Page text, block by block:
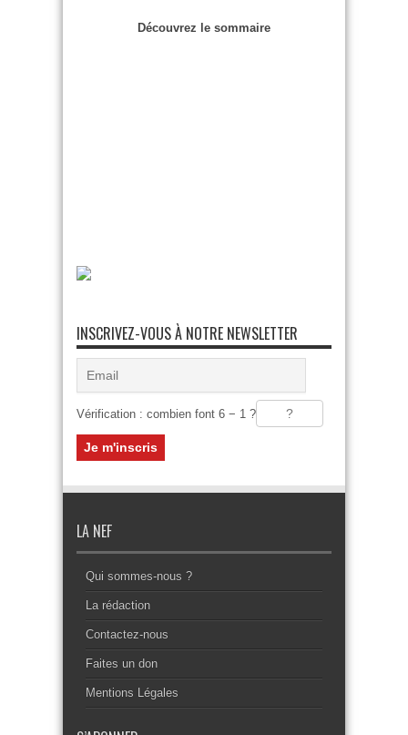
Découvrez le sommaire
INSCRIVEZ-VOUS À NOTRE NEWSLETTER
Vérification : combien font 6 − 1 ?
LA NEF
Qui sommes-nous ?
La rédaction
Contactez-nous
Faites un don
Mentions Légales